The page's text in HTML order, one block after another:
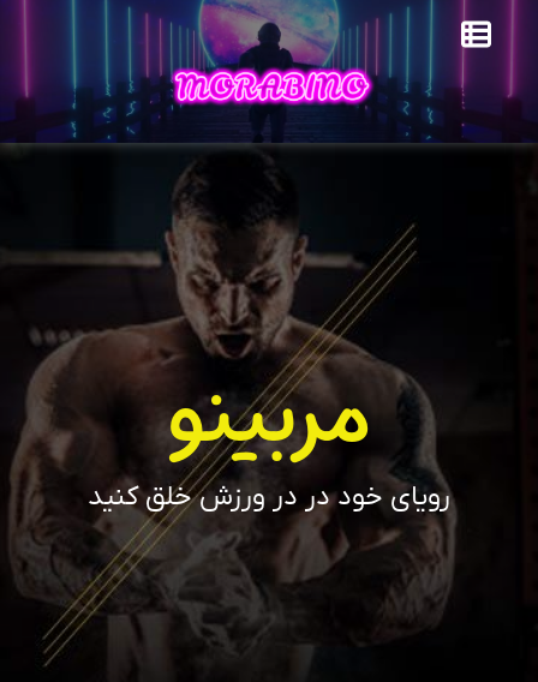
مربینو
رویای خود در در ورزش خلق کنید